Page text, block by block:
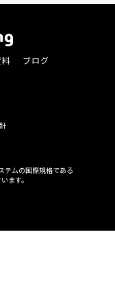
ブログ
テムの国際規格である
ます。